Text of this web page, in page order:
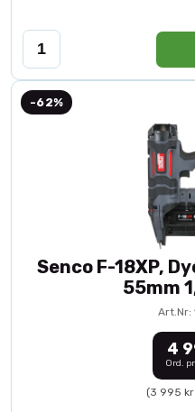
-62%
Senco F-18XP,
55mm
Art.Nr:
4
Ord.
(3 995 kr